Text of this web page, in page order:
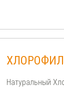
Натуральный